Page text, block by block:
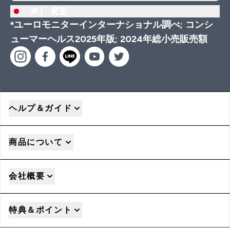
*ユーロモニターインターナショナル調べ; コンシ
ューマーヘルス2025年版; 2024年総小売販売額
ヘルプ＆ガイド
商品について
会社概要
特典＆ポイント